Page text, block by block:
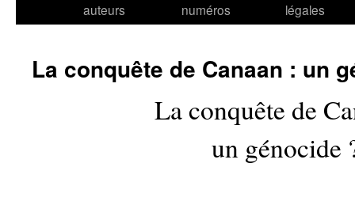
auteurs
numéros
légales
La conquête de Canaan : un
La conquête de
un génocide